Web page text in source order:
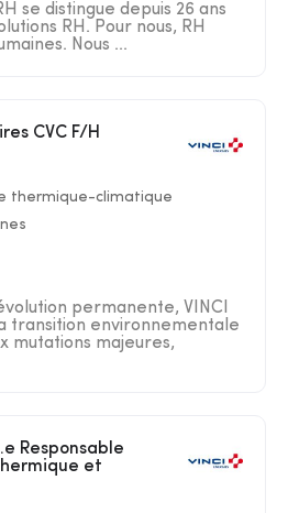
se distingue depuis 26 ans
RH. Pour nous, RH
Nous ...
CVC F/H
thermique-climatique
permanente, VINCI
transition environnementale
mutations majeures,
et